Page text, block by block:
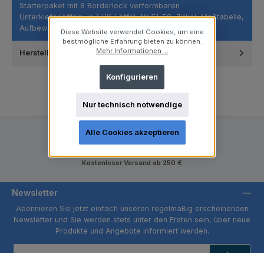
Starterpaket mit 8 Borderlock verformbaren
Unterkieferlöffeln: je 1 UK-Löffel, Nr 51-58, Zirkel, Meßtabelle,
Aufbewahrungsbe…
Mehr
Hersteller
Kostenloser Versand ab 250 €
Newsletter
Abonnieren Sie jetzt einfach unseren regelmäßig erscheinenden
Newsletter und Sie werden stets unter den Ersten sein, über neue
Produkte und Angebote informiert werden.
Diese Website verwendet Cookies, um eine
bestmögliche Erfahrung bieten zu können.
Mehr Informationen ...
Nur technisch notwendige
Konfigurieren
Alle Cookies akzeptieren